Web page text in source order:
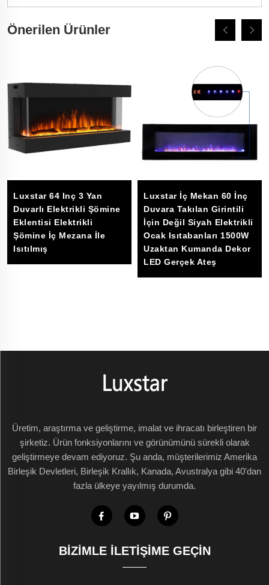
Önerilen Ürünler
Luxstar 64 Inç 3 Yan
Duvarlı Elektrikli Şömine
Eklentisi Elektrikli
Şömine İç Mezana İle
Isıtılmış
Luxstar İç Mekan 60 İnç
Duvara Takılan Girintili
İçin Değil Siyah Elektrikli
Ocak Isıtabanları 1500W
Uzaktan Kumanda Dekor
LED Gerçek Ateş
Üretim, araştırma ve geliştirme, imalat ve ihracatı birleştiren bir
şirketiz. Ürün fonksiyonlarını ve görünümünü sürekli olarak
geliştirmeye devam ediyoruz. Şu anda, müşterilerimiz Amerika
Birleşik Devletleri, Birleşik Krallık, Kanada, Avustralya gibi 40'dan
fazla ülkeye yayılmış durumda.
BIZIMLE İLETIŞIME GEÇIN